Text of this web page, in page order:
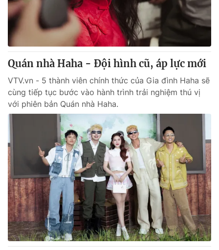
Giấy phép hoạt động báo in và báo điện tử số 483/GP-BTTTT
cấp ngày 29/12/2023
Tổng Biên tập:
Vũ Thanh Thủy
Phó Tổng Biên tập:Nguyễn Thị Mỹ Hạnh, Phạm Quốc Thắng,
Nguyễn Trọng Ninh
024.38 355 931 - 024.38 355 932
Ðiện thoại Thời báo VTV:024.66 897 897
Email:toasoan@vtv.vn
Liên hệ quảng cáo:024-7300.7108
Quán nhà Haha - Đội hình cũ, áp lực mới
VTV.vn - 5 thành viên chính thức của Gia đình Haha sẽ
cùng tiếp tục bước vào hành trình trải nghiệm thú vị
với phiên bản Quán nhà Haha.